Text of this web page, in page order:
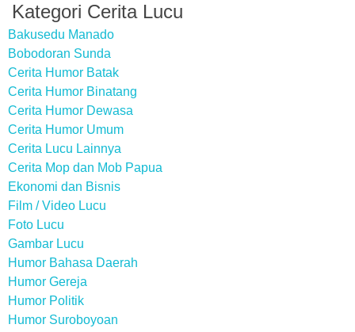
Kategori Cerita Lucu
Bakusedu Manado
Bobodoran Sunda
Cerita Humor Batak
Cerita Humor Binatang
Cerita Humor Dewasa
Cerita Humor Umum
Cerita Lucu Lainnya
Cerita Mop dan Mob Papua
Ekonomi dan Bisnis
Film / Video Lucu
Foto Lucu
Gambar Lucu
Humor Bahasa Daerah
Humor Gereja
Humor Politik
Humor Suroboyoan